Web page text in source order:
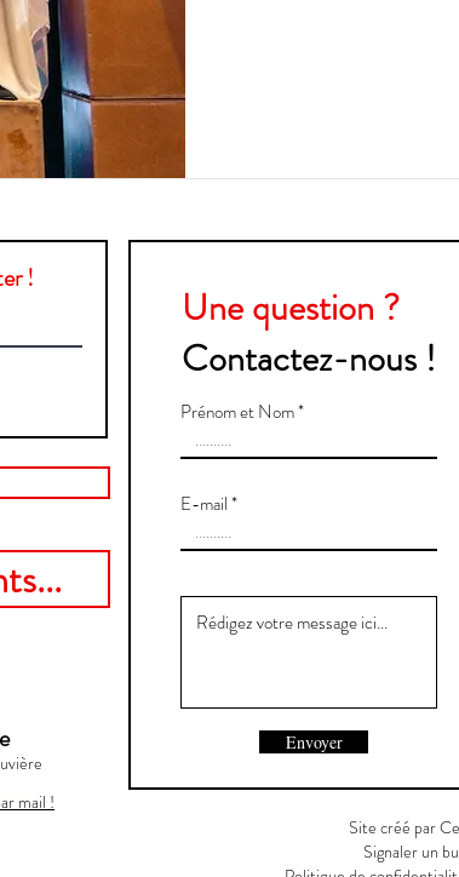
!
mail !
Une question ?
Contactez-nous !
Prénom et Nom
E-mail
Envoyer
Site créé par
Signaler un